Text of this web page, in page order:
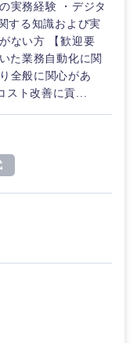
歌山県
県
実務経験 ・デジタ
する知識および実
ない方 【歓迎要
た業務自動化に関
全般に関心があ
スト改善に貢...